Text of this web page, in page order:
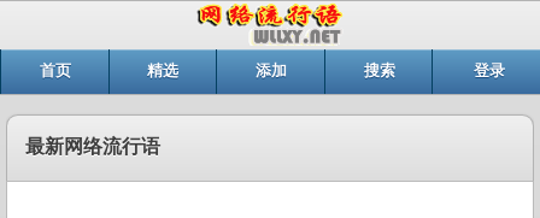
首页 精选 添加 搜索 登录
最新网络流行语